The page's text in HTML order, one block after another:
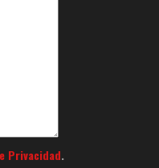
Privacidad.